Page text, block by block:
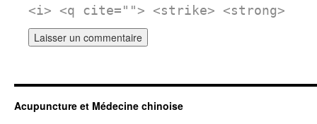
<i> <q cite=""> <strike> <strong>
Acupuncture et Médecine chinoise